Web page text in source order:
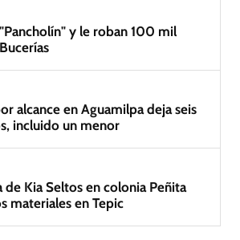
y le roban 100 mil
alcance en Aguamilpa deja seis
incluido un menor
de Kia Seltos en colonia Peñita
materiales en Tepic